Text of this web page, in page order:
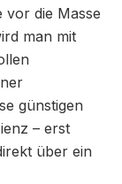
vor die Masse
man mit
günstigen
– erst
über ein